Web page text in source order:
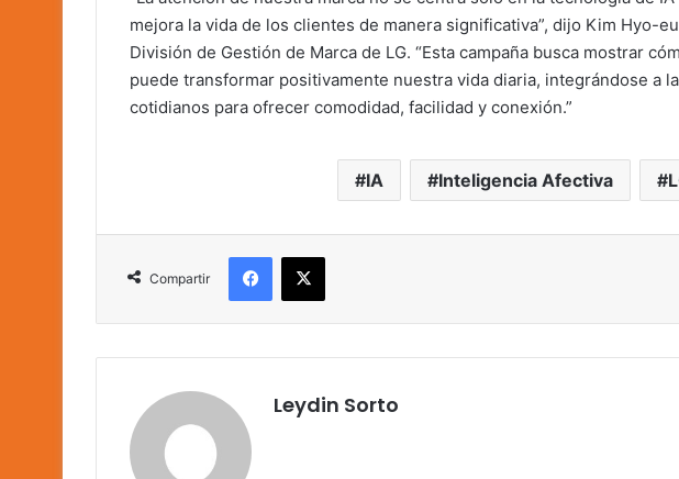
mejora la vida de los clientes de manera significativa”, dijo Kim Hyo-
División de Gestión de Marca de LG. “Esta campaña busca mostrar
puede transformar positivamente nuestra vida diaria, integrándose a
cotidianos para ofrecer comodidad, facilidad y conexión.”
IA Inteligencia Afectiva
Compartir
Facebook
X
Leydin Sorto